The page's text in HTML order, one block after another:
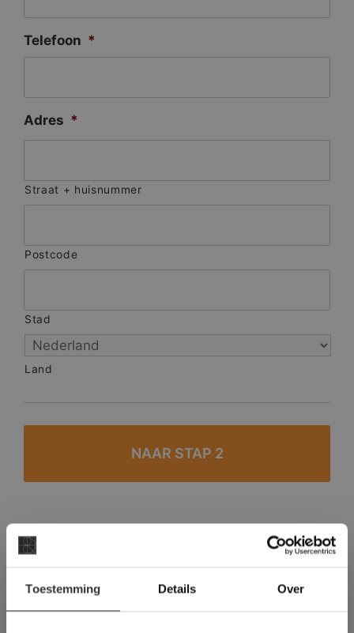
Toestemming Details Over
Telefoon *
Adres *
Straat + huisnummer
Postcode
Stad
Land
#1 in de categorie vloeren op Trustpilot
Legwerk vanuit het tegelzettersgilde
Meer dan 500 m2 showroom
Deze website maakt
gebruik van cookies.